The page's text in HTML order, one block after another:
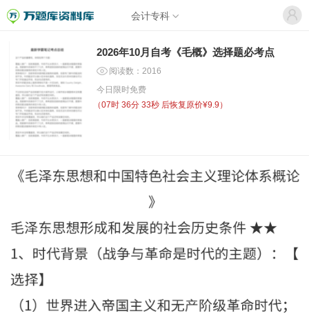
会计专科
2026年10月自考《毛概》选择题必考点
阅读数：2016
今日限时免费
（07时 36分 33秒 后恢复原价¥9.9）